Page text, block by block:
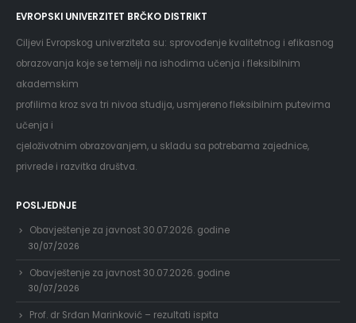
EVROPSKI UNIVERZITET BRČKO DISTRIKT
Ciljevi Evropskog univerziteta su: sprovođenje kvalitetnog i efikasnog
obrazovanja koje se temelji na ishodima učenja i fleksibilnim
akademskim
profilima kroz sva tri nivoa studija, usmjereno fleksibilnim putevima
učenja i
cjeloživotnim obrazovanjem, u skladu sa potrebama zajednice,
privrede i razvitka društva.
POSLJEDNJE
Obavještenje za javnost 30.07.2026. godine
30/07/2026
Obavještenje za javnost 30.07.2026. godine
30/07/2026
Prof. dr Srđan Marinković – rezultati ispita